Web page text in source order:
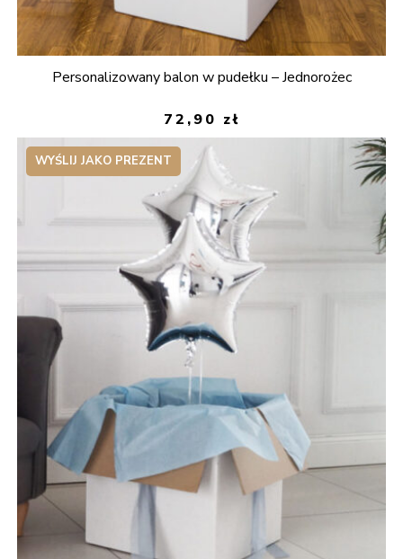
Personalizowany balon w pudełku – Jednorożec
72,90 zł
WYŚLIJ JAKO PREZENT